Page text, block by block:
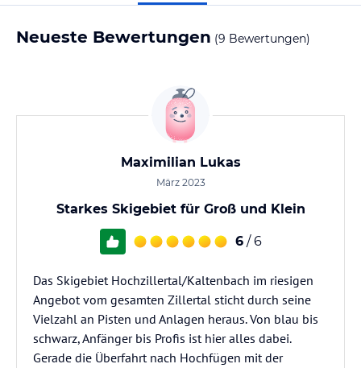
Neueste Bewertungen (9 Bewertungen)
Maximilian Lukas
März 2023
Starkes Skigebiet für Groß und Klein
6 / 6
Das Skigebiet Hochzillertal/Kaltenbach im riesigen
Angebot vom gesamten Zillertal sticht durch seine
Vielzahl an Pisten und Anlagen heraus. Von blau bis
schwarz, Anfänger bis Profis ist hier alles dabei.
Gerade die Überfahrt nach Hochfügen mit der